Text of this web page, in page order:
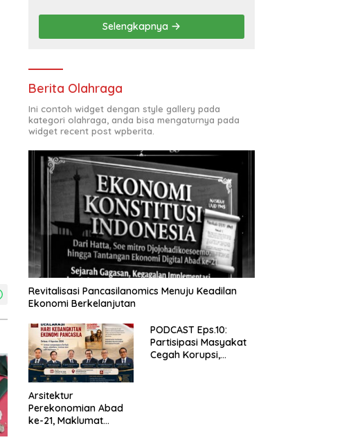
Selengkapnya
Berita Olahraga
Ini contoh widget dengan style gallery pada
kategori olahraga, anda bisa mengaturnya pada
widget recent post wpberita.
Revitalisasi Pancasilanomics Menuju Keadilan
Ekonomi Berkelanjutan
Arsitektur
Perekonomian Abad
ke-21, Maklumat
PODCAST Eps.10:
Partisipasi Masyakat
Cegah Korupsi,